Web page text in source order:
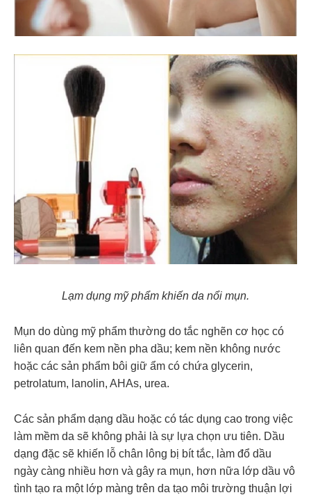
Lạm dụng mỹ phẩm khiến da nổi mụn.
Mụn do dùng mỹ phẩm thường do tắc nghẽn cơ học có
liên quan đến kem nền pha dầu; kem nền không nước
hoặc các sản phẩm bôi giữ ẩm có chứa glycerin,
petrolatum, lanolin, AHAs, urea.
Các sản phẩm dạng dầu hoặc có tác dụng cao trong việc
làm mềm da sẽ không phải là sự lựa chọn ưu tiên. Dầu
dạng đặc sẽ khiến lỗ chân lông bị bít tắc, làm đổ dầu
ngày càng nhiều hơn và gây ra mụn, hơn nữa lớp dầu vô
tình tạo ra một lớp màng trên da tạo môi trường thuận lợi